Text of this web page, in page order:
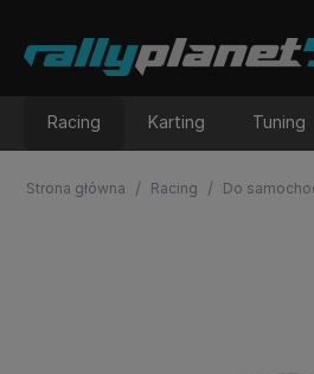
Racing Karting Tuning
Strona główna / Racing / Do